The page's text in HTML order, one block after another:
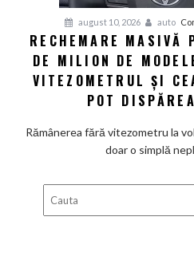
august 10, 2026 auto
RECHEMARE MASIVĂ
DE MILION DE
VITEZOMETRUL ȘI
POT
Rămânerea fără vitezometru la
doar o simplă